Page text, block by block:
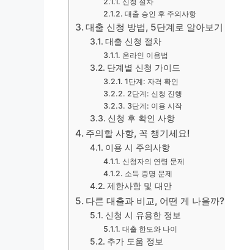
대출 승인 후 주의사항
대출 신청 방법, 5단계로 알아보기
대출 신청 절차
온라인 이용법
단계별 신청 가이드
1단계: 자격 확인
2단계: 신청 진행
3단계: 이용 시작
신청 후 확인 사항
주의할 사항, 꼭 챙기세요!
이용 시 주의사항
신청자의 연령 문제
소득 증명 문제
제한사항 및 대안
다른 대출과 비교, 어떤 게 나을까?
신청 시 유용한 정보
대출 한도와 나이
추가 도움 정보